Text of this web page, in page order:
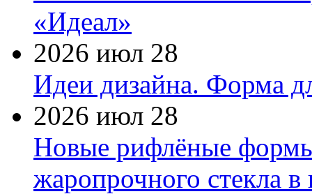
«Идеал»
2026 июл 28
Идеи дизайна. Форма
2026 июл 28
Новые рифлёные формы
жаропрочного стекла